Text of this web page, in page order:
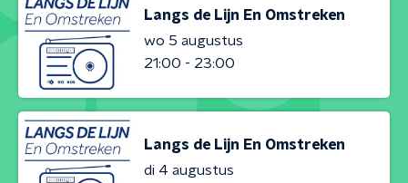
Langs de Lijn En Omstreken
wo 5 augustus
21:00 - 23:00
Langs de Lijn En Omstreken
di 4 augustus